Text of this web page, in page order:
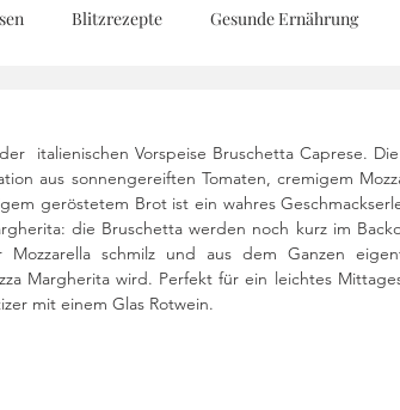
Blitzrezepte Gesunde Ernährung
aus der Küche Kinderküche Low Carb
vegan Kekse und Pralinen
italienischen Vorspeise Bruschetta Caprese.
aus sonnengereiften Tomaten, cremigem
geröstetem Brot ist ein wahres
die Bruschetta werden noch kurz im
schmilz und aus dem Ganzen
Margherita wird. Perfekt für ein leichtes
mit einem Glas Rotwein.